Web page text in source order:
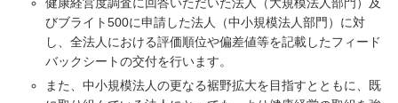
びブライト500に申請した法人（中小規模法人部門）に対
し、全法人における評価順位や偏差値等を記載したフィード
バックシートの交付を行います。
また、中小規模法人の更なる裾野拡大を目指すとともに、既